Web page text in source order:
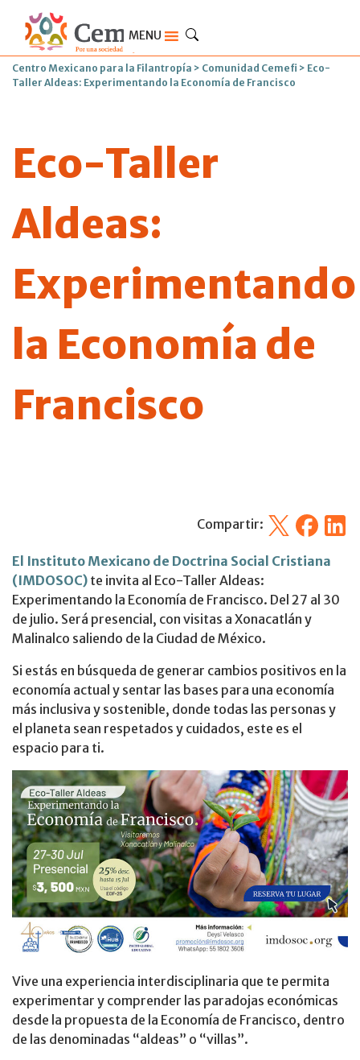
MENU
Centro Mexicano para la Filantropía > Comunidad Cemefi > Eco-
Taller Aldeas: Experimentando la Economía de Francisco
Eco-Taller
Aldeas:
Experimentando
la Economía de
Francisco
Compartir: X Facebook
El Instituto Mexicano de Doctrina Social Cristiana
(IMDOSOC) te invita al Eco-Taller Aldeas:
Experimentando la Economía de Francisco. Del 27 al 30
de julio. Será presencial, con visitas a Xonacatlán y
Malinalco saliendo de la Ciudad de México.
Si estás en búsqueda de generar cambios positivos en la
economía actual y sentar las bases para una economía
más inclusiva y sostenible, donde todas las personas y
el planeta sean respetados y cuidados, este es el
espacio para ti.
Vive una experiencia interdisciplinaria que te permita
experimentar y comprender las paradojas económicas
desde la propuesta de la Economía de Francisco, dentro
de las denominadas “aldeas” o “villas”.